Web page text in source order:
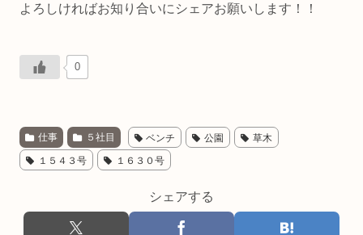
よろしければお知り合いにシェアお願いします！！
0
仕事 ５社目 ベンチ 公園 草木
１５４３号 １６３０号
シェアする